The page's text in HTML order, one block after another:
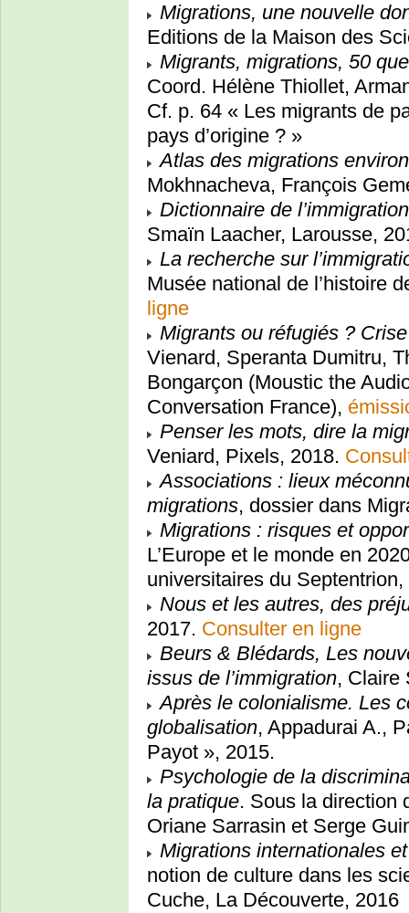
Migrations, une nouvelle
Editions de la Maison des
Migrants, migrations, 50
Coord. Hélène Thiollet,
Cf. p. 64 « Les migrants de
pays d’origine ? »
Atlas des migrations
Mokhnacheva, François
Dictionnaire de
Smaïn Laacher, Larousse,
La recherche sur
Musée national de l’histoire
ligne
Migrants ou réfugiés ?
Vienard, Speranta Dumitru,
Bongarçon (Moustic the
Conversation France),
Penser les mots, dire la
Veniard, Pixels, 2018.
Associations : lieux
migrations, dossier dans
Migrations : risques et
L’Europe et le monde en
universitaires du
Nous et les autres, des
2017. Consulter en ligne
Beurs & Blédards, Les
issus de l’immigration, Claire
Après le colonialisme. Les
globalisation, Appadurai A.,
Payot », 2015.
Psychologie de la
la pratique. Sous la direction
Oriane Sarrasin et Serge
Migrations internationales
notion de culture dans les
Cuche, La Découverte, 2016